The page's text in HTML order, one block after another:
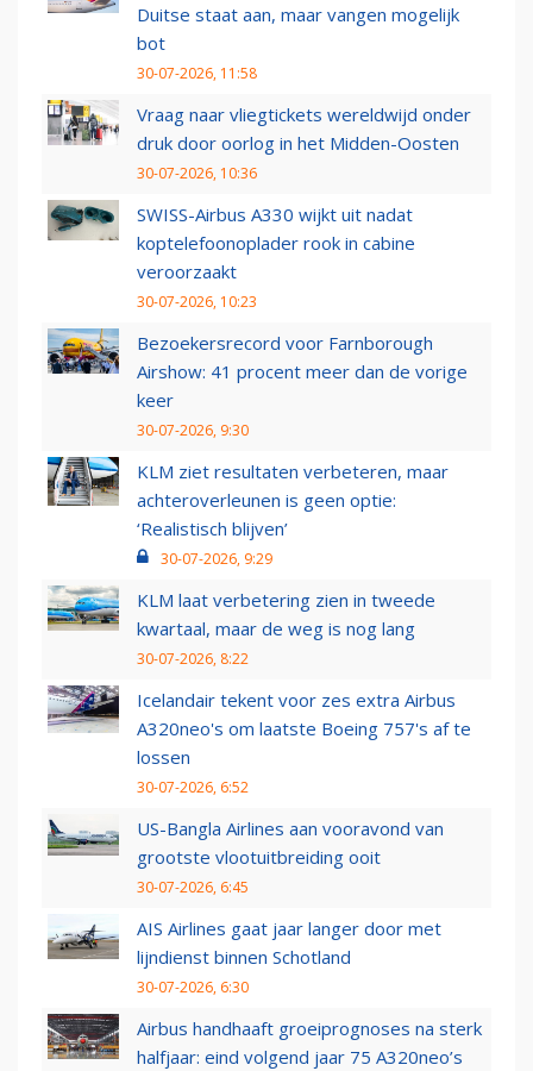
Duitse staat aan, maar vangen mogelijk
bot
30-07-2026, 11:58
Vraag naar vliegtickets wereldwijd onder
druk door oorlog in het Midden-Oosten
30-07-2026, 10:36
SWISS-Airbus A330 wijkt uit nadat
koptelefoonoplader rook in cabine
veroorzaakt
30-07-2026, 10:23
Bezoekersrecord voor Farnborough
Airshow: 41 procent meer dan de vorige
keer
30-07-2026, 9:30
KLM ziet resultaten verbeteren, maar
achteroverleunen is geen optie:
‘Realistisch blijven’
30-07-2026, 9:29
KLM laat verbetering zien in tweede
kwartaal, maar de weg is nog lang
30-07-2026, 8:22
Icelandair tekent voor zes extra Airbus
A320neo's om laatste Boeing 757's af te
lossen
30-07-2026, 6:52
US-Bangla Airlines aan vooravond van
grootste vlootuitbreiding ooit
30-07-2026, 6:45
AIS Airlines gaat jaar langer door met
lijndienst binnen Schotland
30-07-2026, 6:30
Airbus handhaaft groeiprognoses na sterk
halfjaar: eind volgend jaar 75 A320neo’s